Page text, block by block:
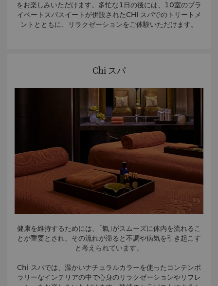
をお楽しみいただけます。多忙な1日の後には、10室のプラ
イベートスパスイートが併設されたCHI スパでのトリートメ
ントとともに、リラクゼーションをご体験いただけます。
Chi スパ
健康を維持するためには、｢氣｣がスムーズに体内を流れるこ
とが重要とされ、その流れが滞ると不調や病気を引き起こす
と考えられています。
Chi スパでは、温かいナチュラルカラーを使ったコンテンポ
ラリーなインテリアの中で心身のリラクゼーションやリフレ